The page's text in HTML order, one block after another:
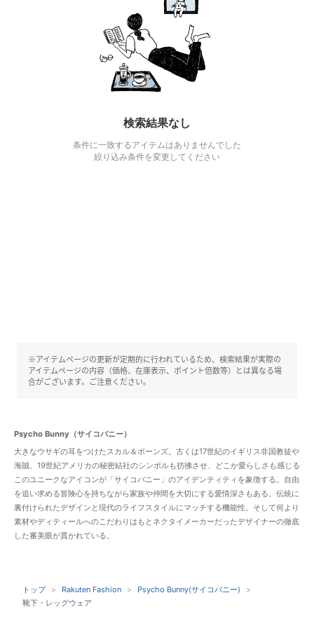
検索結果なし
条件に一致するアイテムはありませんでした
絞り込み条件を変更してください
※アイテムページの更新が定期的に行われているため、検索結果が実際の
アイテムページの内容（価格、在庫表示、ポイント倍数等）とは異なる場
合がございます。ご注意ください。
Psycho Bunny（サイコバニー）
大きなウサギの耳をつけたスカル＆ボーンズ。古くは17世紀のイギリス非国教徒や
海賊、19世紀アメリカの秘密結社のシンボルも彷彿させ、どこか愛らしさも感じる
このユニークなアイコンが「サイコバニー」のアイデンティティを象徴する。自由
を追い求める冒険心を持ちながら家族や仲間を大切にする愛情深さもある。伝統に
裏付けられたデザインと現代のライフスタイルにマッチする機能性。そして何より
素材やディティールへのこだわりはもとネクタイメーカーだったデザイナーの徹底
した審美眼が貫かれている。
トップ Rakuten Fashion
Psycho Bunny(サイコバニー)
靴下・レッグウェア